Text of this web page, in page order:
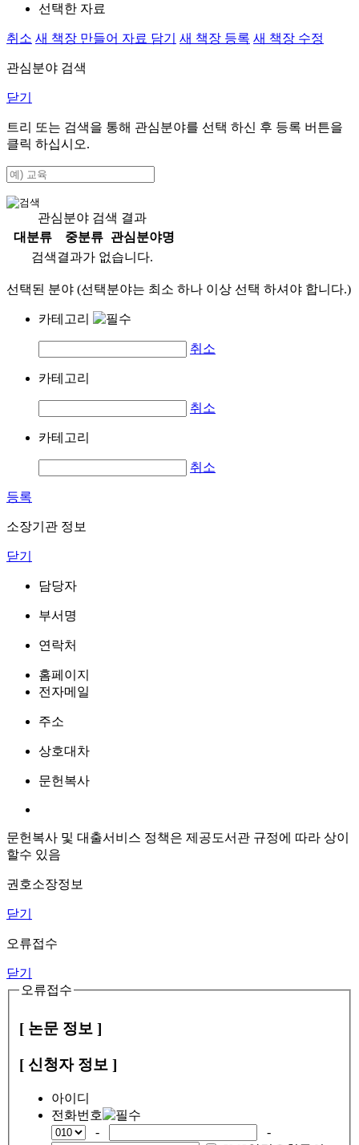
선택한 자료
취소 새 책장 만들어 자료 담기 새 책장 등록 새 책장 수정
관심분야 검색
닫기
트리 또는 검색을 통해 관심분야를 선택 하신 후 등록 버튼을
클릭 하십시오.
관심분야 검색 결과
대분류
중분류
관심분야명
검색결과가 없습니다.
선택된 분야 (선택분야는 최소 하나 이상 선택 하셔야 합니다.)
카테고리
취소
카테고리
취소
카테고리
취소
등록
소장기관 정보
닫기
담당자
부서명
연락처
홈페이지
전자메일
주소
상호대차
문헌복사
문헌복사 및 대출서비스 정책은 제공도서관 규정에 따라 상이
할수 있음
권호소장정보
닫기
오류접수
닫기
오류접수
[ 논문 정보 ]
[ 신청자 정보 ]
아이디
전화번호
-
-